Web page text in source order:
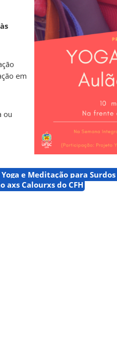
em
ou
e Meditação para Surdos
axs Calourxs do CFH